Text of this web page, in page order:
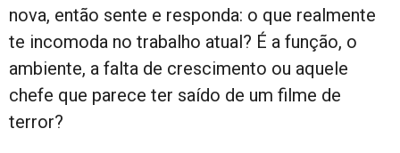
nova, então sente e responda: o que realmente
te incomoda no trabalho atual? É a função, o
ambiente, a falta de crescimento ou aquele
chefe que parece ter saído de um filme de
terror?